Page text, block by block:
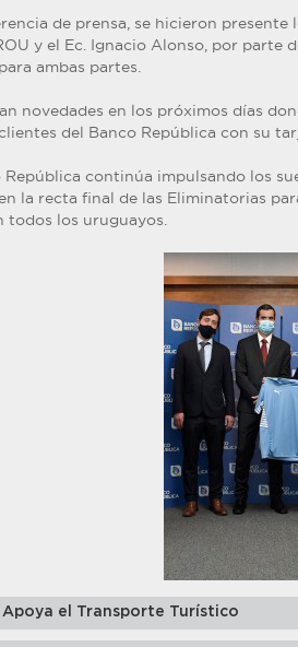
de prensa, se hicieron
y el Ec. Ignacio Alonso, por parte
ambas partes.
novedades en los próximos días
del Banco República con su
República continúa impulsando los
la recta final de las Eliminatorias
todos los uruguayos.
Apoya el Transporte Turístico